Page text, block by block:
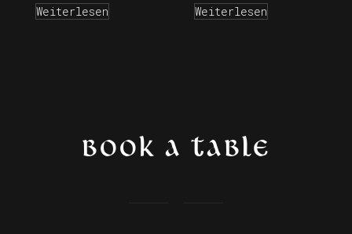
Weiterlesen Weiterlesen
BOOK A TABLE